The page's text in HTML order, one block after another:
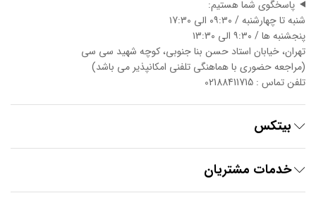
پاسخگوی شما هستیم:
شنبه تا چهارشنبه / ۰۹:۳۰ الی ۱7:3۰
پنجشنبه ها / ۹:۳۰ الی ۱3:3۰
تهران، خیابان استاد حسن بنا جنوبی، کوچه شهید سی سی
(مراجعه حضوری با هماهنگی تلفنی امکانپذیر می باشد)
تلفن تماس : 02188411715
بیتکس
خدمات مشتریان